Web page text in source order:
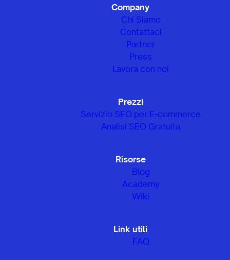
Company
Chi Siamo
Contattaci
Partner
Press
Lavora con noi
Prezzi
Servizio SEO per E-commerce
Analisi SEO Gratuita
Risorse
Blog
Academy
Wiki
Link utili
FAQ